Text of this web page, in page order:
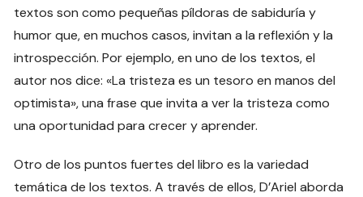
textos son como pequeñas píldoras de sabiduría y
humor que, en muchos casos, invitan a la reflexión y la
introspección. Por ejemplo, en uno de los textos, el
autor nos dice: «La tristeza es un tesoro en manos del
optimista», una frase que invita a ver la tristeza como
una oportunidad para crecer y aprender.
Otro de los puntos fuertes del libro es la variedad
temática de los textos. A través de ellos, D’Ariel aborda